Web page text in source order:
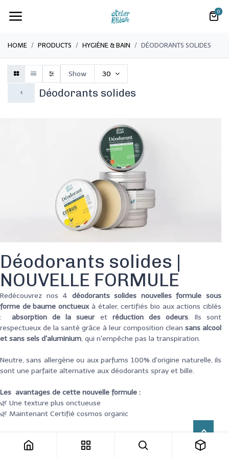
0
HOME PRODUCTS ​HYGIÈNE & BAIN ​​DÉODORANTS SOLIDES
​​Déodorants solides
Show 30
Déodorants solides |
NOUVELLE FORMULE
Redécouvrez nos 4 déodorants solides nouvelles formule sous
forme de baume onctueuxà étaler, certifiés bio aux actions ciblés
:absorption de la sueuret réduction des odeurs. Ils sont
respectueux de la santé grâce à leur composition clean sans alcool
et sans sels d'aluminium, qui n'empêche pas la transpiration.
Neutre, sans allergène ou aux parfums 100% d'origine naturelle, ils
sont une parfaite alternative aux déodorants spray et bille.
Les avantages de cette nouvelle formule :
🌿 Une texture plus onctueuse
🌿 Maintenant Certifié cosmos organic